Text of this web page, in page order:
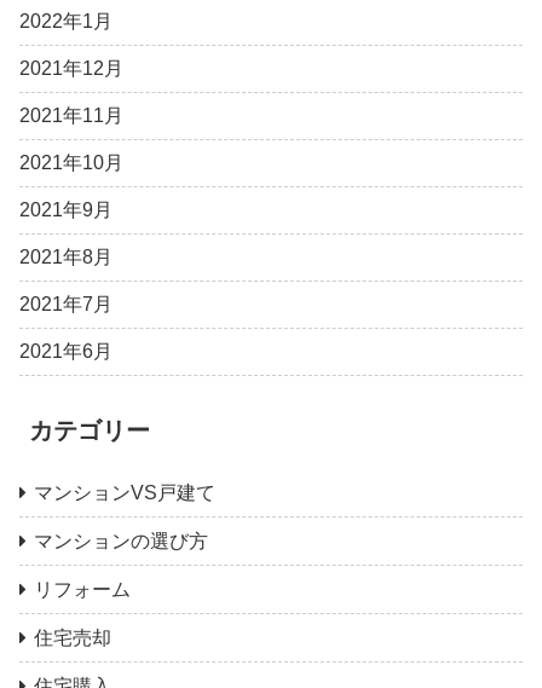
2022年1月
2021年12月
2021年11月
2021年10月
2021年9月
2021年8月
2021年7月
2021年6月
カテゴリー
マンションVS戸建て
マンションの選び方
リフォーム
住宅売却